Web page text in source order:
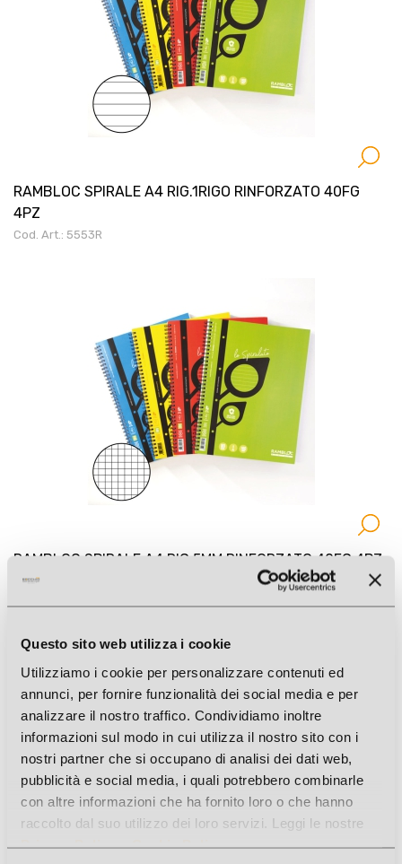
Questo sito web utilizza i cookie
Utilizziamo i cookie per personalizzare contenuti ed
annunci, per fornire funzionalità dei social media e per
analizzare il nostro traffico. Condividiamo inoltre
informazioni sul modo in cui utilizza il nostro sito con i
nostri partner che si occupano di analisi dei dati web,
pubblicità e social media, i quali potrebbero combinarle
con altre informazioni che ha fornito loro o che hanno
raccolto dal suo utilizzo dei loro servizi. Leggi le nostre
Privacy PolicyeCookie Policy.
RAMBLOC SPIRALE A4 RIG.1RIGO RINFORZATO 40FG
4PZ
Cod. Art.: 5553R
RAMBLOC SPIRALE A4 RIG.5MM RINFORZATO 40FG 4PZ
Cod. Art.: 55535